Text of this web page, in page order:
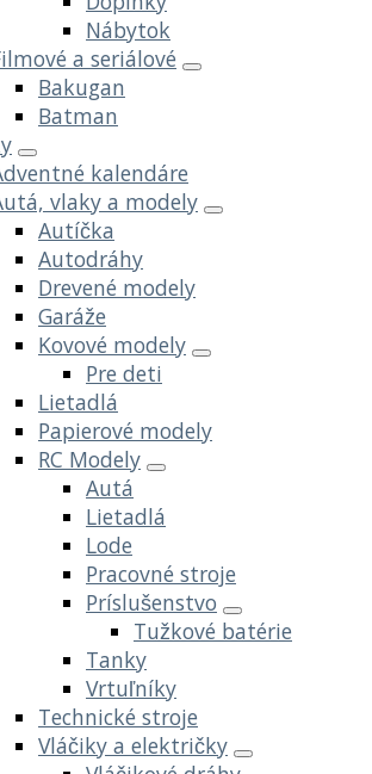
Nábytok
a seriálové
Bakugan
Batman
kalendáre
vlaky a modely
Autíčka
Autodráhy
Drevené modely
Garáže
Kovové modely
Pre deti
Lietadlá
Papierové modely
RC Modely
Autá
Lietadlá
Lode
Pracovné stroje
Príslušenstvo
Tužkové batérie
Tanky
Vrtuľníky
Technické stroje
Vláčiky a električky